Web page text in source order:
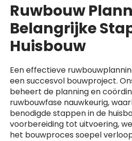
Ruwbouw
Belangrijke
Huisbouw
Een effectieve
een succesvol bouwproject.
beheert de planning en
ruwbouwfase nauwkeurig,
benodigde stappen in de
voorbereiding tot uitvoering,
het bouwproces soepel